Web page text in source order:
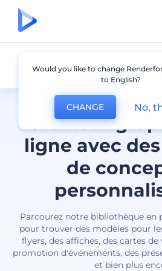
Créateur
ligne avec
de
Parcourez notre bibliothèque en
pour trouver des modèles pour
flyers, des affiches, des cartes
promotion d'événements, des
et bien plus
Tous les designs
Would you like to change
to English?
CHANGE No,